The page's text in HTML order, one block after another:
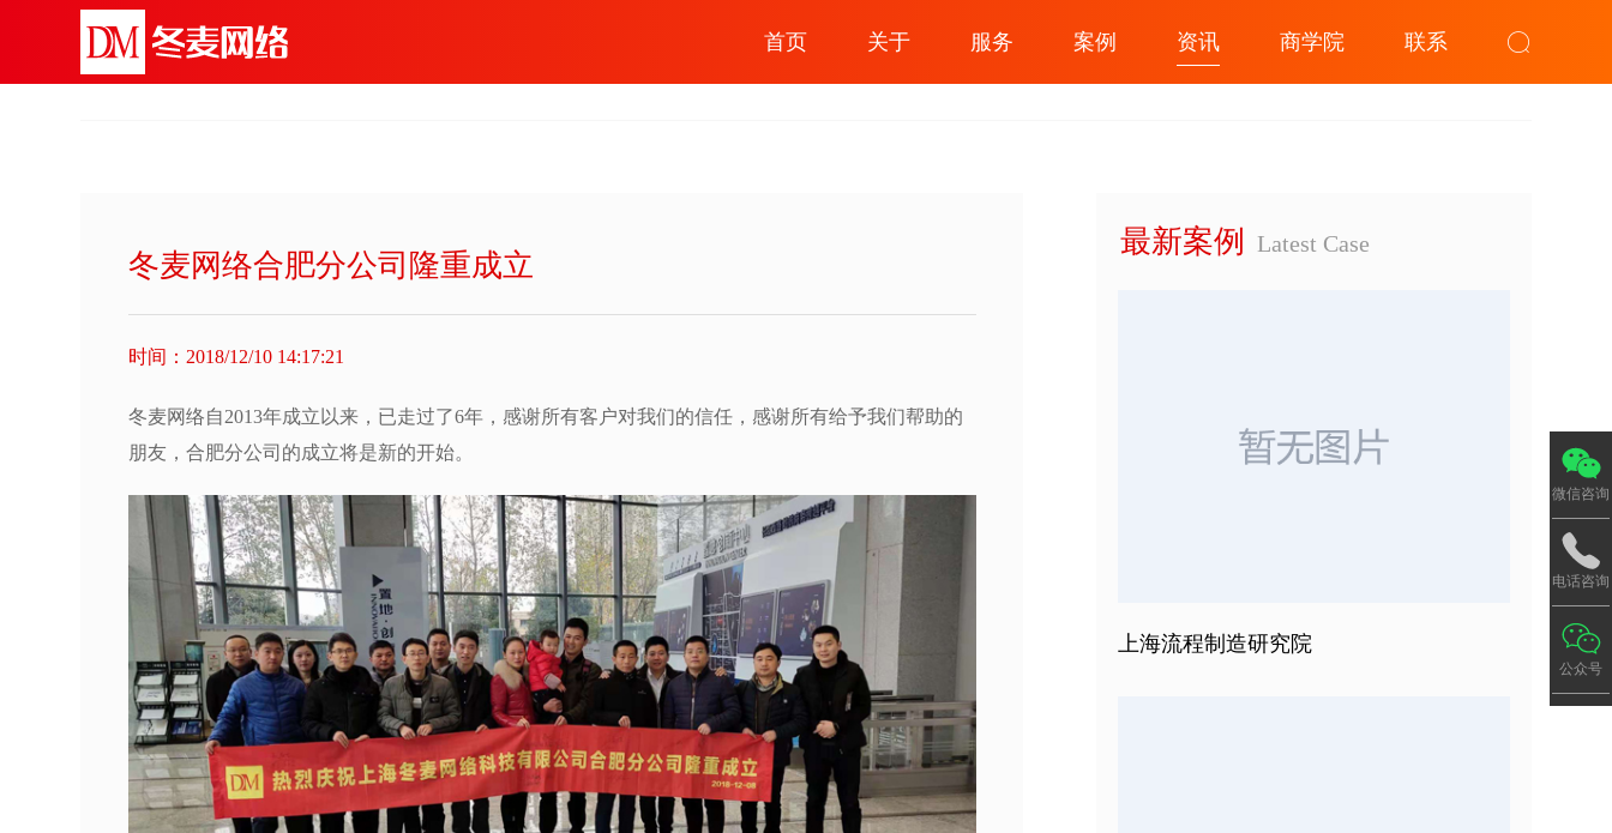
首页 关于 服务 案例 资讯 商学院 联系
冬麦网络合肥分公司隆重成立
时间：2018/12/10 14:17:21
冬麦网络自2013年成立以来，已走过了6年，感谢所有客户对我们的信任，感谢所有给予我们帮助的
朋友，合肥分公司的成立将是新的开始。
最新案例 Latest Case
上海流程制造研究院
微信咨询
电话咨询
公众号